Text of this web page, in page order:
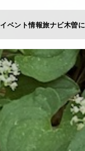
イベント情報旅ナビ木曽